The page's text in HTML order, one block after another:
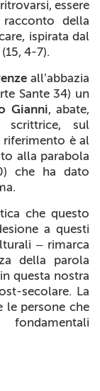
essere
della
, ispirata dal
4-7).
all’abbazia
Sante 34) un
Gianni, abate,
sul
riferimento è al
alla parabola
che ha dato
.
che questo
a questi
– rimarca
della parola
questa nostra
secolare. La
le persone che